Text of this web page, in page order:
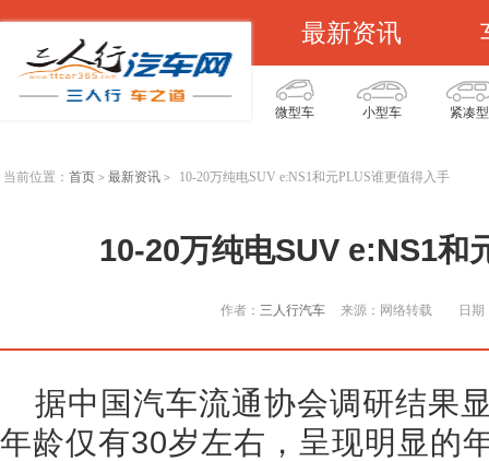
最新资讯
微型车 小型车 紧凑型
当前位置： 首页 > 最新资讯 > 10-20万纯电SUV e:NS1和元PLUS谁更值得入手
10-20万纯电SUV e:NS1和
作者： 三人行汽车 来源：网络转载 日
据中国汽车流通协会调研结果
年龄仅有30岁左右，呈现明显的